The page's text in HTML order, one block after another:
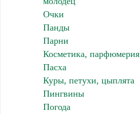
Очки
Панды
Парни
Косметика, парфюмерия
Пасха
Куры, петухи, цыплята
Пингвины
Погода